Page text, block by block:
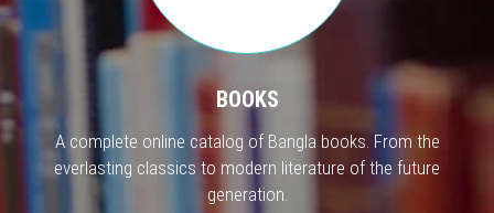
BOOKS
A complete online catalog of Bangla books. From the
everlasting classics to modern literature of the future
generation.